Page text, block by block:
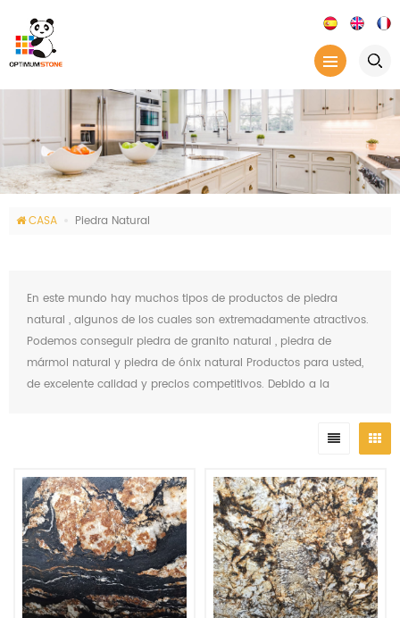
CASA Piedra Natural
En este mundo hay muchos tipos de productos de piedra
natural , algunos de los cuales son extremadamente atractivos.
Podemos conseguir piedra de granito natural , piedra de
mármol natural y piedra de ónix natural Productos para usted,
de excelente calidad y precios competitivos. Debido a la